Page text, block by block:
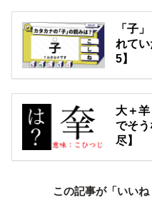
「子
れて
5】
大＋
でそ
尽】
この記事が「いい